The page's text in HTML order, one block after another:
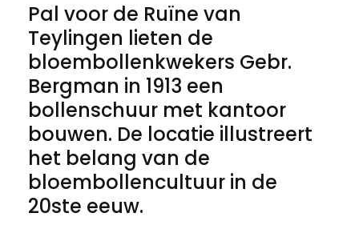
Pal voor de Ruïne van
Teylingen lieten de
bloembollenkwekers Gebr.
Bergman in 1913 een
bollenschuur met kantoor
bouwen. De locatie illustreert
het belang van de
bloembollencultuur in de
20ste eeuw.